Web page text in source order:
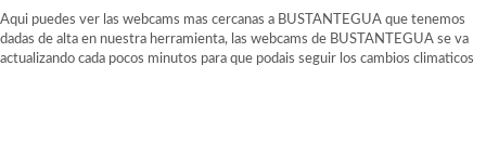
Aqui puedes ver las webcams mas cercanas a BUSTANTEGUA que tenemos
dadas de alta en nuestra herramienta, las webcams de BUSTANTEGUA se va
actualizando cada pocos minutos para que podais seguir los cambios climaticos